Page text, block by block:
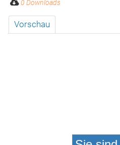
0 Downloads
Vorschau